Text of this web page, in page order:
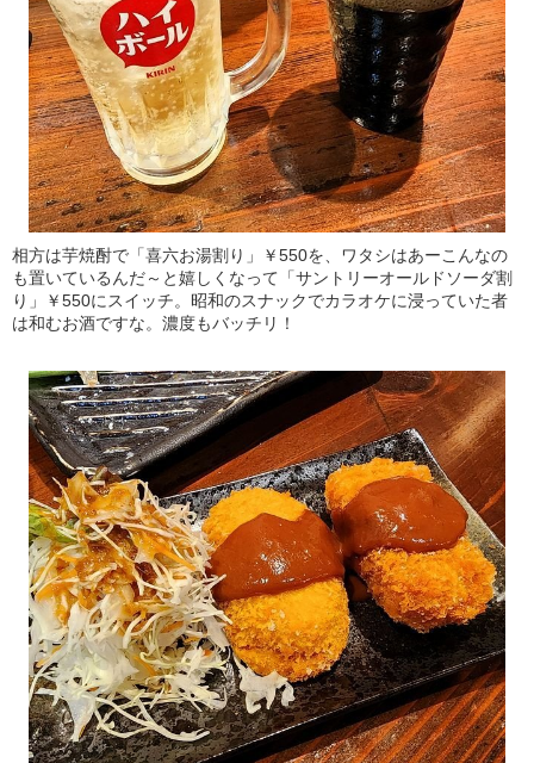
相方は芋焼酎で「喜六お湯割り」￥550を、ワタシはあーこんなの
も置いているんだ～と嬉しくなって「サントリーオールドソーダ割
り」￥550にスイッチ。昭和のスナックでカラオケに浸っていた者
は和むお酒ですな。濃度もバッチリ！